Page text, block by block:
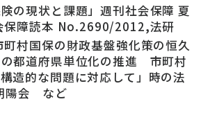
険の現状と課題」週刊社会保障 夏
保障読本 No.2690/2012,法研
町村国保の財政基盤強化策の恒久
都道府県単位化の推進 市町村
造的な問題に対応して」時の法
陽会 など